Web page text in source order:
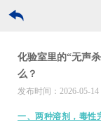
化验室里的“无声
么？
发布时间：2026-05-14
一、两种溶剂，毒性